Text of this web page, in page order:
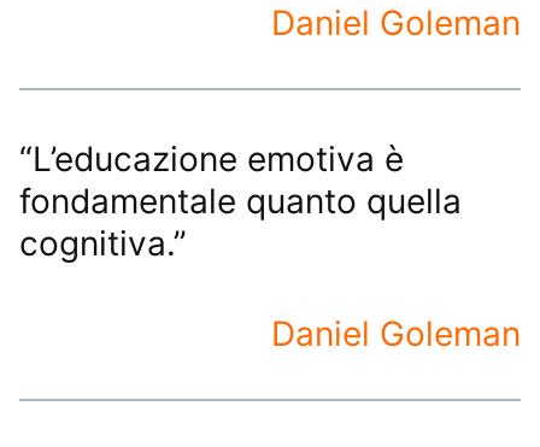
Daniel Goleman
“L’educazione emotiva è
fondamentale quanto quella
cognitiva.”
Daniel Goleman